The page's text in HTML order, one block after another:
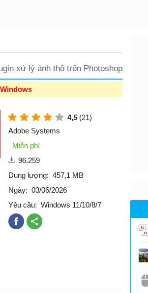
xử lý ảnh thô trên Photoshop
Windows
4,5 (21)
Adobe Systems
Miễn phí
96.259
Dung lượng: 457,1 MB
Ngày: 03/06/2026
Yêu cầu: Windows 11/10/8/7